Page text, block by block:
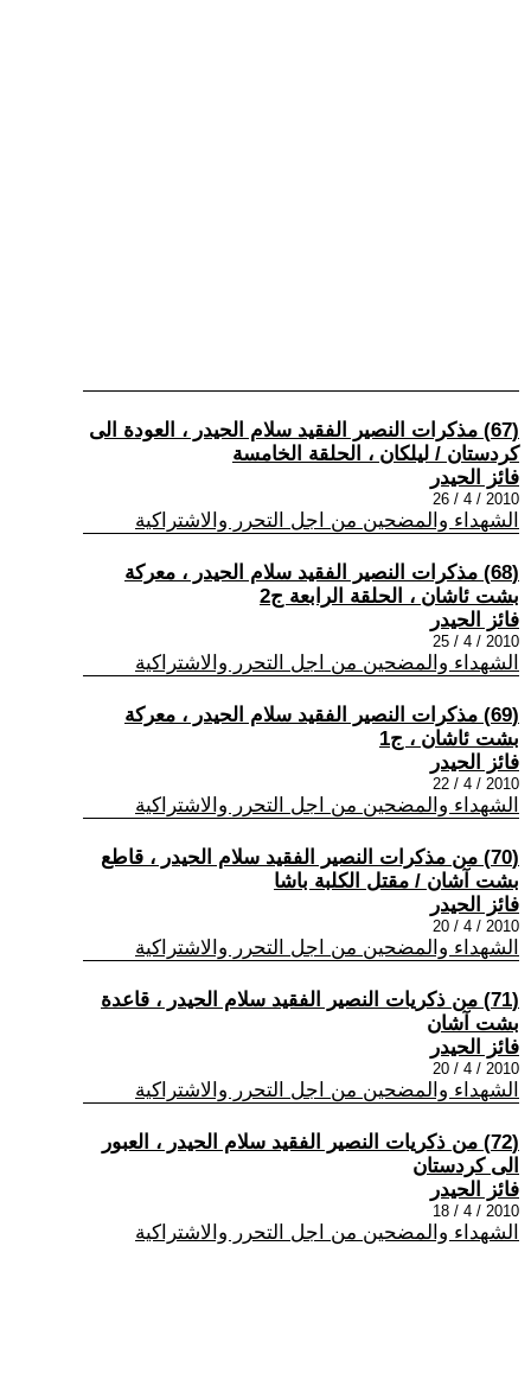
(67) مذكرات النصير الفقيد سلام الحيدر ، العودة الى
كردستان / ليلكان ، الحلقة الخامسة
فائز الحيدر
2010 / 4 / 26
الشهداء والمضحين من اجل التحرر والاشتراكية
(68) مذكرات النصير الفقيد سلام الحيدر ، معركة
بشت ئاشان ، الحلقة الرابعة ج2
فائز الحيدر
2010 / 4 / 25
الشهداء والمضحين من اجل التحرر والاشتراكية
(69) مذكرات النصير الفقيد سلام الحيدر ، معركة
بشت ئاشان ، ج1
فائز الحيدر
2010 / 4 / 22
الشهداء والمضحين من اجل التحرر والاشتراكية
(70) من مذكرات النصير الفقيد سلام الحيدر ، قاطع
بشت آشان / مقتل الكلبة باشا
فائز الحيدر
2010 / 4 / 20
الشهداء والمضحين من اجل التحرر والاشتراكية
(71) من ذكريات النصير الفقيد سلام الحيدر ، قاعدة
بشت آشان
فائز الحيدر
2010 / 4 / 20
الشهداء والمضحين من اجل التحرر والاشتراكية
(72) من ذكريات النصير الفقيد سلام الحيدر ، العبور
الى كردستان
فائز الحيدر
2010 / 4 / 18
الشهداء والمضحين من اجل التحرر والاشتراكية